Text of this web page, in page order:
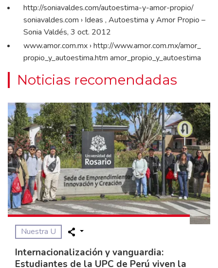
http://soniavaldes.com/autoestima-y-amor-propio/
soniavaldes.com › Ideas , Autoestima y Amor Propio –
Sonia Valdés, 3 oct. 2012
www.amor.com.mx ›http://www.amor.com.mx/amor_
propio_y_autoestima.htm amor_propio_y_autoestima
Noticias recomendadas
Nuestra U
Internacionalización y vanguardia:
Estudiantes de la UPC de Perú viven la